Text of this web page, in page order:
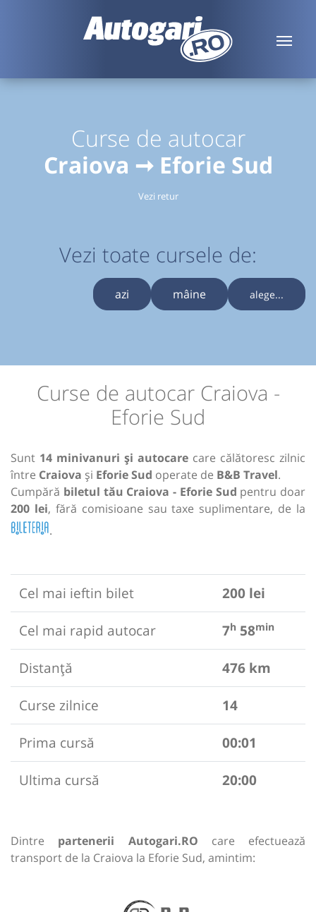
Curse de autocar
Craiova ➞ Eforie Sud
Vezi retur
Vezi toate cursele de:
azi mâine alege...
Curse de autocar Craiova -
Eforie Sud
Sunt 14 minivanuri și autocare care călătoresc zilnic
între Craiova și Eforie Sud operate de B&B Travel.
Cumpără biletul tău Craiova - Eforie Sud pentru doar
200 lei, fără comisioane sau taxe suplimentare, de la
.
Cel mai ieftin bilet
200 lei
Cel mai rapid autocar
7h 58min
Distanță
476 km
Curse zilnice
14
Prima cursă
00:01
Ultima cursă
20:00
Dintre partenerii Autogari.RO care efectuează
transport de la Craiova la Eforie Sud, amintim: